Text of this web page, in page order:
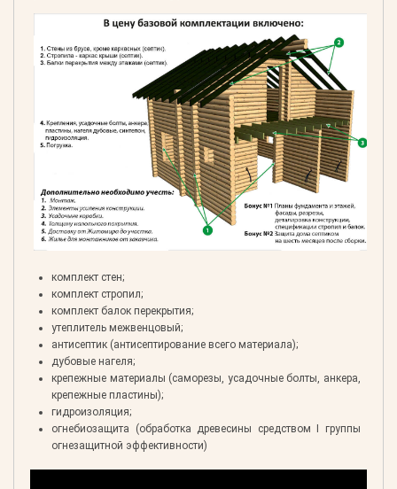
комплект стен;
комплект стропил;
комплект балок перекрытия;
утеплитель межвенцовый;
антисептик (антисептирование всего материала);
дубовые нагеля;
крепежные материалы (саморезы, усадочные болты, анкера,
крепежные пластины);
гидроизоляция;
огнебиозащита (обработка древесины средством I группы
огнезащитной эффективности)